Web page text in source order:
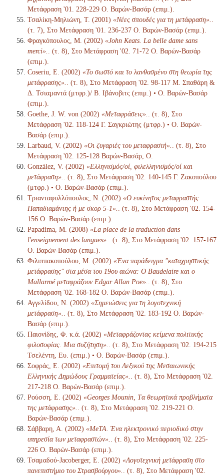
Μετάφραση '01. 228-229 Ο. Βαρών-Βασάρ (επιμ.).
Τσαλίκη-Μηλιώνη, Τ. (2001) «Νέες σπουδές για τη μετάφραση».
(τ. 7), Στο Μετάφραση '01. 236-237 Ο. Βαρών-Βασάρ (επιμ.).
Φραγκόπουλος, Μ. (2002) «John Keats. La belle dame sans
merci».
. (τ. 8), Στο Μετάφραση '02. 71-72 Ο. Βαρών-Βασάρ
(επιμ.).
Coseriu, E. (2002) «Το σωστό και το λανθασμένο στη θεωρία της
μετάφρασης».
. (τ. 8), Στο Μετάφραση '02. 98-117 Μ. Σπαθάρη &
Δ. Τσιαμαντά (μτφρ.)/ Β. Ιβάνοβιτς (επιμ.) • Ο. Βαρών-Βασάρ
(επιμ.).
Goethe, J. W. von (2002) «Μεταφράσεις».
. (τ. 8), Στο
Μετάφραση '02. 118-124 Γ. Σαγκριώτης (μτφρ.) • Ο. Βαρών-
Βασάρ (επιμ.).
Larbaud, V. (2002) «Οι ζυγαριές του μεταφραστή».
. (τ. 8), Στο
Μετάφραση '02. 125-128 Βαρών-Βασάρ, Ο.
González, V. (2002) «Ελληνισμός/οί, φιλελληνισμός/οί και
μετάφραση».
. (τ. 8), Στο Μετάφραση '02. 140-145 Γ. Ζακοπούλου
(μτφρ.) • Ο. Βαρών-Βασάρ (επιμ.).
Τριανταφυλλόπουλος, Ν. (2002) «Ο ευκίνητος μεταφραστής
Παπαδιαμάντης ή με σκορ 5-1».
. (τ. 8), Στο Μετάφραση '02. 154-
156 Ο. Βαρών-Βασάρ (επιμ.).
Papadima, M. (2008) «La place de la traduction dans
l'enseignement des langues».
. (τ. 8), Στο Μετάφραση '02. 157-167
Ο. Βαρών-Βασάρ (επιμ.).
Φιλιππακοπούλου, Μ. (2002) «Ένα παράδειγμα "καταχρηστικής
μετάφρασης" στα μέσα του 19ου αιώνα: Ο Baudelaire και ο
Mallarmé μεταφράζουν Edgar Allan Poe».
. (τ. 8), Στο
Μετάφραση '02. 168-182 Ο. Βαρών-Βασάρ (επιμ.).
Αγγελίδου, Ν. (2002) «Σημειώσεις για τη λογοτεχνική
μετάφραση».
. (τ. 8), Στο Μετάφραση '02. 183-192 Ο. Βαρών-
Βασάρ (επιμ.).
Παιονίδης, Φ. κ.ά. (2002) «Μεταφράζοντας κείμενα πολιτικής
φιλοσοφίας. Μια συζήτηση».
. (τ. 8), Στο Μετάφραση '02. 194-215
Τσελέντη, Ευ. (επιμ.) • Ο. Βαρών-Βασάρ (επιμ.).
Σοφράς, Ε. (2002) «Επιτομή του Λεξικού της Μεσαιωνικής
Ελληνικής Δημώδους Γραμματείας».
. (τ. 8), Στο Μετάφραση '02.
217-218 Ο. Βαρών-Βασάρ (επιμ.).
Ρούσση, Ε. (2002) «Georges Mounin, Tα θεωρητικά προβλήματα
της μετάφρασης».
. (τ. 8), Στο Μετάφραση '02. 219-221 Ο.
Βαρών-Βασάρ (επιμ.).
Σάββαρη, Α. (2002) «MeTA. Ένα ηλεκτρονικό περιοδικό στην
υπηρεσία των μεταφραστών».
. (τ. 8), Στο Μετάφραση '02. 225-
226 Ο. Βαρών-Βασάρ (επιμ.).
Τσαμαδού-Jacoberger, Ε. (2002) «Λογοτεχνική μετάφραση στο
πανεπιστήμιο του Στρασβούργου».
. (τ. 8), Στο Μετάφραση '02.